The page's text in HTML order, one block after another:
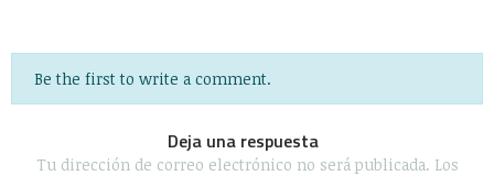
Be the first to write a comment.
Deja una respuesta
Tu dirección de correo electrónico no será publicada. Los